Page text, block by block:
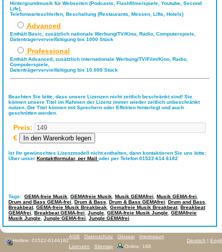
Hintergrundmusik für Webseiten (Podcasts, Flashfilme/spiele, Youtube, Second
Life),
Telefonwarteschleifen, Beschallung (Restaurants, Messen, Lifts, Hotels)
Advanced
Enthält Basic, zusätzlich nationale Werbung/TV/Kino, Radio, Computerspiele,
Datenträgervervielfältigung bis 1000 Stück
Professional
Enthält Advanced, zusätzlich internationale Werbung/TV/Film/Kino, Radio,
Computerspiele,
Datenträgervervielfältigung bis 10.000 Stück
Beachten Sie bitte, dass unsere Lizenzen nicht zeitlich beschränkt sind! Sie
können unsere Titel im Rahmen der Lizenz immer wieder zeitlich unbeschränkt
nutzen. Die Titel können mit Sprechern oder Effekten hinterlegt und auch
geschnitten werden.
Preis:
€
Ist Ihr gewünschtes Lizenzmodell nicht enthalten, dann kontaktieren Sie uns bitte:
Über unser Kontaktformular, per Mail oder per Telefon 01522-614 6182
Tags: GEMA-freie Musik GEMAfreie Musik Musik GEMAfrei Musik GEMA-frei
Drum and Bass GEMA-frei
Drum & Bass Drum & Bass GEMAfrei Drum and Bass
Breakbeat, GEMA-freie Musik Breakbeak Gemafreie Musik Breakbeat, Breakbeat
GEMAfrei
Breakbeat GEMA-frei Jungle GEMA-freie Musik Jungle GEMAfreie
Musik Jungle Jungle GEMA-frei Jungle GEMAfrei
Hotline: 01522-6146182 Deutsch |
AGB Datenschutz Glossar
Impressum
Lizenzen
Sitemap Online: 188